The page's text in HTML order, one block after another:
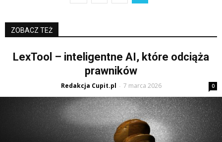
ZOBACZ TEŻ
LexTool – inteligentne AI, które odciąża
prawników
Redakcja Cupit.pl - 7 marca 2026 0